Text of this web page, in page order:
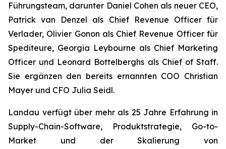
Führungsteam, darunter Daniel Cohen als neuer CEO,
Patrick van Denzel als Chief Revenue Officer für
Verlader, Olivier Gonon als Chief Revenue Officer für
Spediteure, Georgia Leybourne als Chief Marketing
Officer und Leonard Bottelberghs als Chief of Staff.
Sie ergänzen den bereits ernannten COO Christian
Mayer und CFO Julia Seidl.
Landau verfügt über mehr als 25 Jahre Erfahrung in
Supply-Chain-Software, Produktstrategie, Go-to-
Market und der Skalierung von